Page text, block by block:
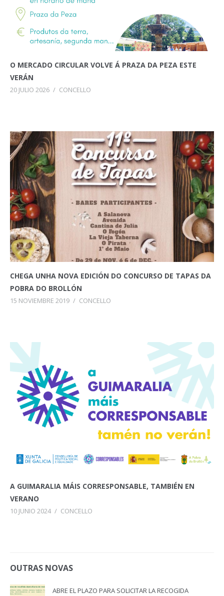
O MERCADO CIRCULAR VOLVE Á PRAZA DA PEZA ESTE
VERÁN
20 JULIO 2026 / CONCELLO
CHEGA UNHA NOVA EDICIÓN DO CONCURSO DE TAPAS DA
POBRA DO BROLLÓN
15 NOVIEMBRE 2019 / CONCELLO
A GUIMARALIA MÁIS CORRESPONSABLE, TAMBIÉN EN
VERANO
10 JUNIO 2024 / CONCELLO
OUTRAS NOVAS
ABRE EL PLAZO PARA SOLICITAR LA RECOGIDA